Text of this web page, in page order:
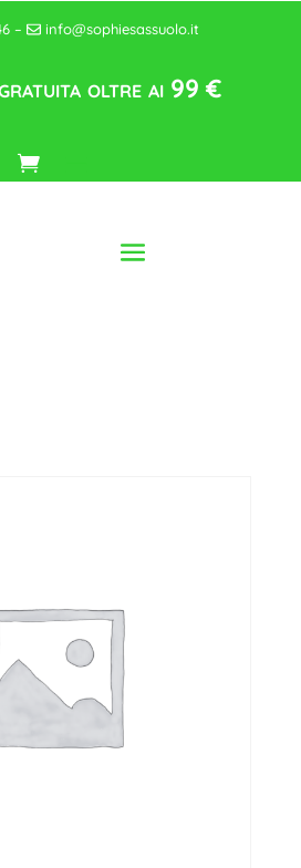
– info@sophiesassuolo.it
gratuita oltre ai 99 €